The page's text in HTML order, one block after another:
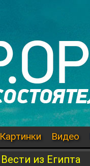
Картинки Видео
Вести из Египта